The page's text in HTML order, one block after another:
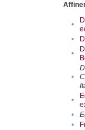
•
•
•
•
•
•
•